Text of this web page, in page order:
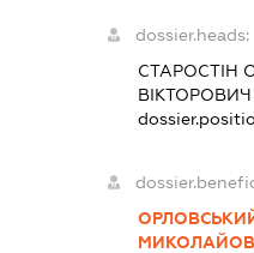
dossier.heads:
СТАРОСТІН
ВІКТОРОВИЧ